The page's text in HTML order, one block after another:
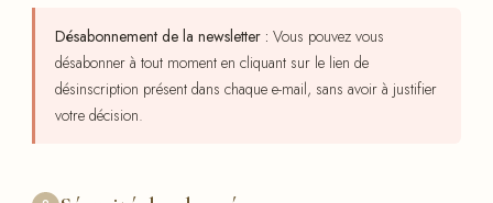
Désabonnement de la newsletter : Vous pouvez vous
désabonner à tout moment en cliquant sur le lien de
désinscription présent dans chaque e-mail, sans avoir à justifier
votre décision.